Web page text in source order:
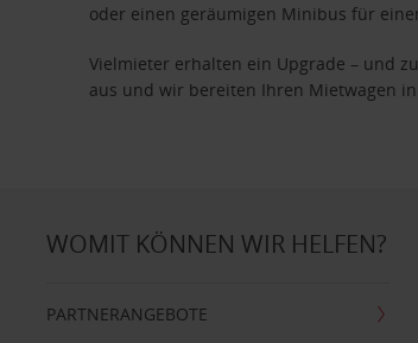
oder einen geräumigen Minibus für
Vielmieter erhalten ein Upgrade – und
aus und wir bereiten Ihren Mietwagen
WOMIT KÖNNEN WIR HELFEN?
PARTNERANGEBOTE